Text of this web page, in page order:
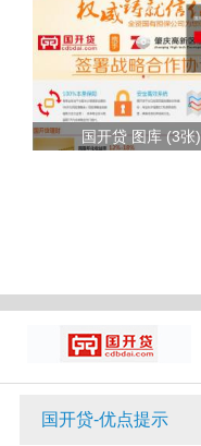
国开贷 图库 (3张)
国开贷-优点提示